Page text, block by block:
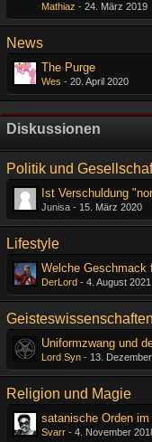
Mathiaz - 24. März 2019
News
The Purge
Wes - 20. April 2020
Diskussionen
Politik und
Ist Verschuldung
Junisa - 15. März 2020
Lifestyle
Welche Geschmack
DerLord - 4. August 2021
Geisteswissenschaften
Uniformzwang und
Lord Syn - 13.
Religion und Magie
satanische Orden im
Svarr - 4. November